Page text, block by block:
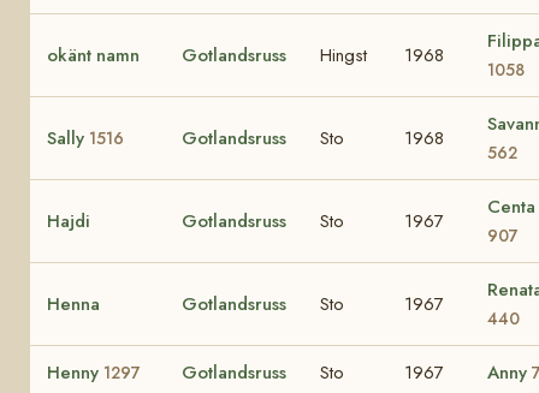
okänt namn Gotlandsruss Hingst 1968
1058
Sally 1516 Gotlandsruss Sto 1968
562
Hajdi Gotlandsruss Sto 1967
Centa
907
Henna Gotlandsruss Sto 1967
440
Henny 1297 Gotlandsruss Sto 1967 Anny